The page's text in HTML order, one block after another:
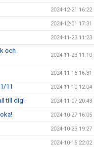
2024-12-21 16:22
2024-12-01 17:31
2024-11-23 11:23
och
2024-11-23 11:10
2024-11-16 16:31
11 2024-11-10 12:04
till dig! 2024-11-07 20:43
2024-10-27 16:05
2024-10-23 19:27
2024-10-15 22:02